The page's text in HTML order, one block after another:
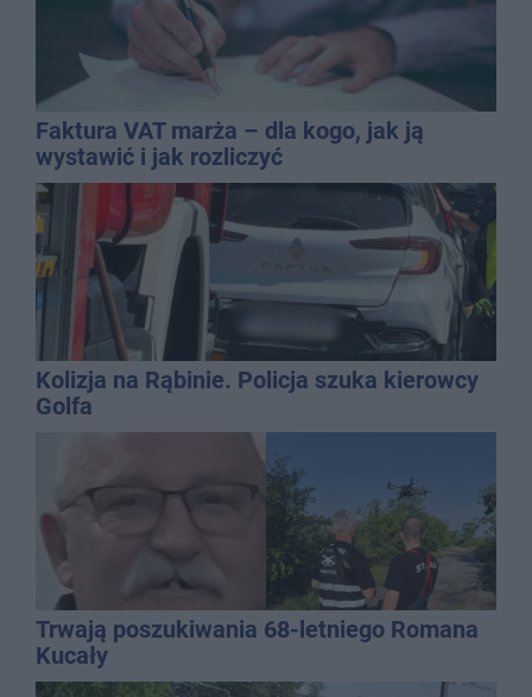
Faktura VAT marża – dla kogo, jak ją
wystawić i jak rozliczyć
Kolizja na Rąbinie. Policja szuka kierowcy
Golfa
Trwają poszukiwania 68-letniego Romana
Kucały